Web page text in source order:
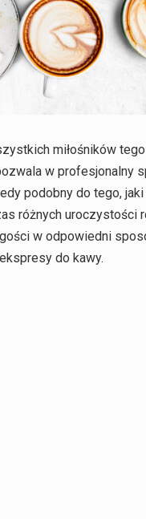
miłośników
w profesjonalny
podobny do tego,
różnych uroczystości
w odpowiedni
do kawy.